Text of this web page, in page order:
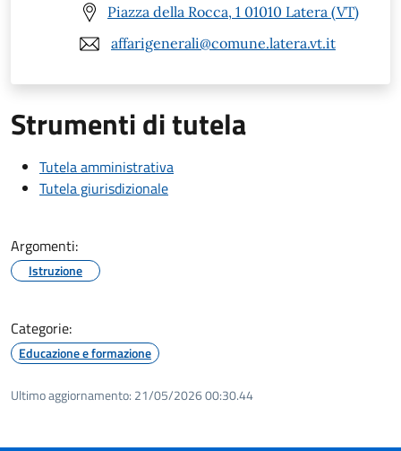
Piazza della Rocca, 1 01010 Latera (VT)
affarigenerali@comune.latera.vt.it
Strumenti di tutela
Tutela amministrativa
Tutela giurisdizionale
Argomenti:
Istruzione
Categorie:
Educazione e formazione
Ultimo aggiornamento: 21/05/2026 00:30.44